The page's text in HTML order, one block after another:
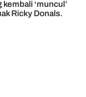
‘muncul’
Ricky Donals.